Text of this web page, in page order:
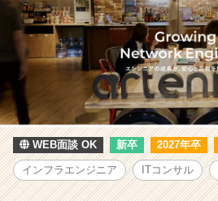
フ
ラ
エ
ン
ジ
ニ
ア】
95％
以
上
未
WEB面談 OK 新卒 2027年卒
インフラエンジニア ITコンサル